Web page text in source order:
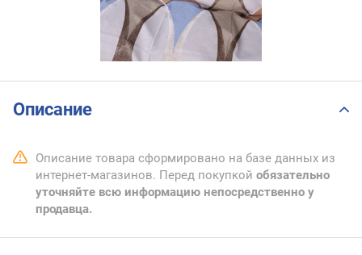
Описание
Описание товара сформировано на базе данных из
интернет-магазинов. Перед покупкой обязательно
уточняйте всю информацию непосредственно у
продавца.